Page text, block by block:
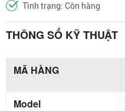
Tình trạng: Còn hàng
THÔNG SỐ KỸ THUẬT
MÃ HÀNG
Model